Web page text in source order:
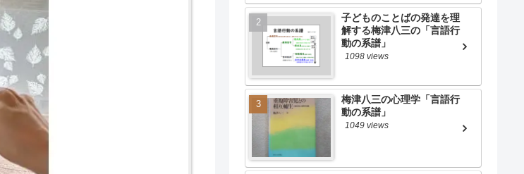
子どものことばの発達を理
解する梅津八三の「言語行
動の系譜」
1098 views
梅津八三の心理学「言語行
動の系譜」
1049 views